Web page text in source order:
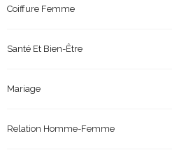
Coiffure Femme
Santé Et Bien-Être
Mariage
Relation Homme-Femme